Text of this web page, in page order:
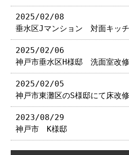
2025/02/08
垂水区Jマンション 対面キッ
2025/02/06
神戸市垂水区H様邸 洗面室改
2025/02/05
神戸市東灘区のS様邸にて床改
2023/08/29
神戸市 K様邸